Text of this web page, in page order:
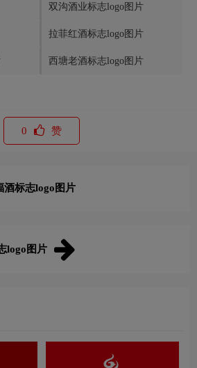
双沟酒业标志logo图片
拉菲红酒标志logo图片
西塘老酒标志logo图片
0 赞
酒标志logo图片
logo图片